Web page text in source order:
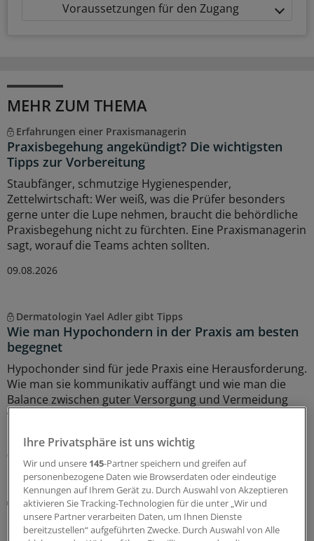
Voraussetzungen für den Zugang
MEHR ZUM THEMA
Erfahrungen einer Praxismanagerin
Praxisbegehung angekündigt? Die wichtigsten
Tipps zur Vorbereitung
Staubfänger, schmutzige Hygienespender,
Zettelwirtschaft: Wer weiß, was die Prüfer besonders
gerne unter die Lupe nehmen, braucht die behördliche
Praxisbegehung nicht zu fürchten. Eine Praxismanagerin
sagt, worauf die Teams achten sollten.
09.08.2026
Dermatologin Yael Adler gibt Tipps
Wie man Hypochondern in der Praxis am besten
begegnet
Hypochonder sind für jede Praxis eine Herausforderung.
Wie man sie kommunikativ auffängt und wie man die
Balance zwischen guter Versorgung und Vermeidung
von Überdiagnostik wahrt, erklärt Kollegin
09.08.2026
Notfallversorgung
Neuer Bereitschaftsdienst in Nordrhein ist ein
Erfolgsmodell
Ihre Privatsphäre ist uns wichtig
Wir und unsere 145-Partner speichern und greifen auf
personenbezogene Daten wie Browserdaten oder eindeutige
Kennungen auf Ihrem Gerät zu. Durch Auswahl von Akzeptieren
aktivieren Sie Tracking-Technologien für die unter „Wir und
unsere Partner verarbeiten Daten, um Ihnen Dienste
bereitzustellen“ aufgeführten Zwecke. Durch Auswahl von Alle